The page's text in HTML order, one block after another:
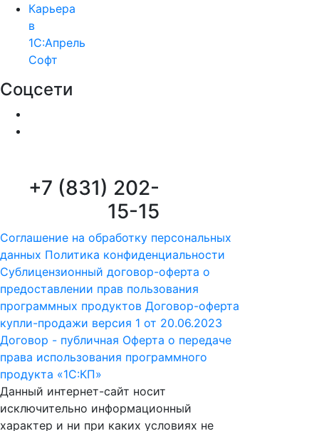
Карьера
в
1С:Апрель
Софт
Соцсети
+7 (831) 202-
15-15
Соглашение на обработку персональных
данных Политика конфиденциальности
Сублицензионный договор-оферта о
предоставлении прав пользования
программных продуктов Договор-оферта
купли-продажи версия 1 от 20.06.2023
Договор - публичная Оферта о передаче
права использования программного
продукта «1С:КП»
Данный интернет-сайт носит
исключительно информационный
характер и ни при каких условиях не